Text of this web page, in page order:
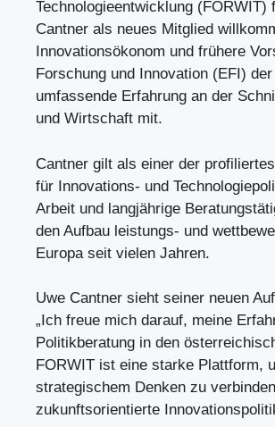
Technologieentwicklung
Cantner als neues Mitglied
Innovationsökonom und frühere
Forschung und Innovation (EFI)
umfassende Erfahrung an der
und Wirtschaft mit.
Cantner gilt als einer der
für Innovations- und
Arbeit und langjährige
den Aufbau leistungs- und
Europa seit vielen Jahren.
Uwe Cantner sieht seiner neuen
„Ich freue mich darauf, meine
Politikberatung in den
FORWIT ist eine starke Plattform,
strategischem Denken zu
zukunftsorientierte